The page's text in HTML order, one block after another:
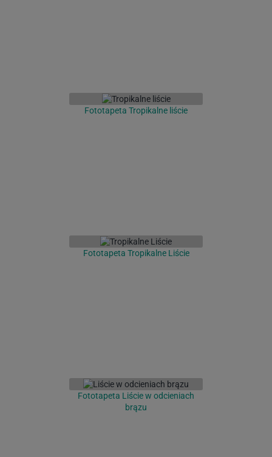
Fototapeta Tropikalne liście
Fototapeta Tropikalne Liście
Fototapeta Liście w odcieniach
brązu